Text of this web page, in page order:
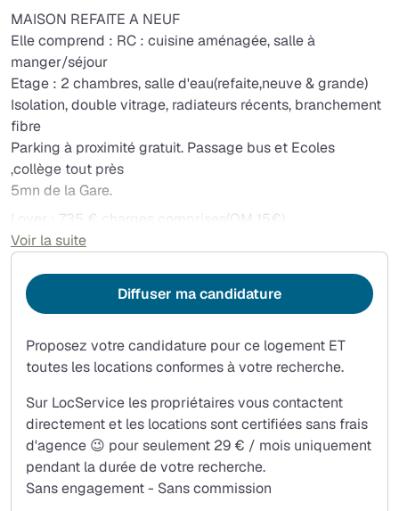
MAISON REFAITE A NEUF
Elle comprend : RC : cuisine aménagée, salle à
manger/séjour
Etage : 2 chambres, salle d'eau(refaite,neuve & grande)
Isolation, double vitrage, radiateurs récents, branchement
fibre
Parking à proximité gratuit. Passage bus et Ecoles
,collège tout près
5mn de la Gare.
Loyer : 735 € charges comprises(OM 15€)
Etablissement bail & Etat des lieux:100€ ( ce n'est pas
une Agence)
Si, vous êtes intéressé merci d'envoyer 1 message sur le
site avec votre situation Perso & Prof. Revenus égales à 3
Les premiers contacts se feront par téléphone. Visites
après étude du dossier.
Garant & contrat visale acceptés
Voir la suite
Proposez votre candidature pour ce logement ET
toutes les locations conformes à votre recherche.
Sur LocService les propriétaires vous contactent
directement et les locations sont certifiées sans frais
d'agence 😉 pour seulement 29 € / mois uniquement
pendant la durée de votre recherche.
Sans engagement - Sans commission
Diffuser ma candidature